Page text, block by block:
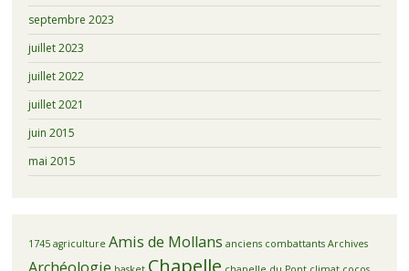
septembre 2023
juillet 2023
juillet 2022
juillet 2021
juin 2015
mai 2015
1745 agriculture Amis de Mollans anciens combattants Archives
Archéologie Chapelle